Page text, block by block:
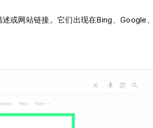
或网站链接。它们出现在Bing、Google